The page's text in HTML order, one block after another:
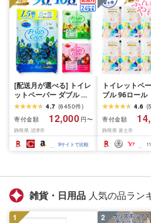
[配送月が選べる] トイレ
ットペーパー ダブル 便
利な小容量登場 再生紙
24ロールor64ロール
or72ロール 日用品 フル
ーツカラー ブルーベリ
ー ミックスベリー トロ
ピカル 香料 香り付き 消
静岡県
4.7 (6450件)
寄付金額
12,000 円〜
静岡県 沼津市
9サイトで比較
トイレットペ
ブル 96ロール
ト[sf002-122]
4.6 (
寄付金額
静岡県 富士市
11
雑貨・日用品 人気の品ラン
1 2